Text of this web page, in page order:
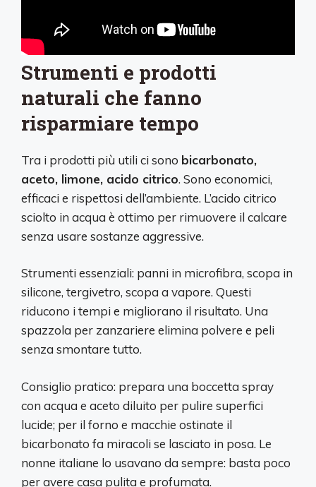
Strumenti e prodotti
naturali che fanno
risparmiare tempo
Tra i prodotti più utili ci sono bicarbonato,
aceto, limone, acido citrico. Sono economici,
efficaci e rispettosi dell’ambiente. L’acido citrico
sciolto in acqua è ottimo per rimuovere il calcare
senza usare sostanze aggressive.
Strumenti essenziali: panni in microfibra, scopa in
silicone, tergivetro, scopa a vapore. Questi
riducono i tempi e migliorano il risultato. Una
spazzola per zanzariere elimina polvere e peli
senza smontare tutto.
Consiglio pratico: prepara una boccetta spray
con acqua e aceto diluito per pulire superfici
lucide; per il forno e macchie ostinate il
bicarbonato fa miracoli se lasciato in posa. Le
nonne italiane lo usavano da sempre: basta poco
per avere casa pulita e profumata.